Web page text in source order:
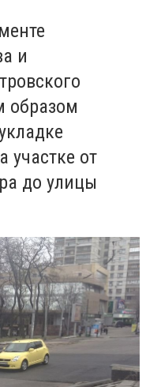
и
образом
участке от
до улицы